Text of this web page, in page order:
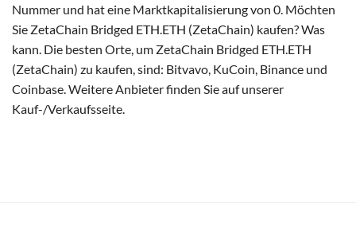
Nummer und hat eine Marktkapitalisierung von 0. Möchten
Sie ZetaChain Bridged ETH.ETH (ZetaChain) kaufen? Was
kann. Die besten Orte, um ZetaChain Bridged ETH.ETH
(ZetaChain) zu kaufen, sind: Bitvavo, KuCoin, Binance und
Coinbase. Weitere Anbieter finden Sie auf unserer
Kauf-/Verkaufsseite.